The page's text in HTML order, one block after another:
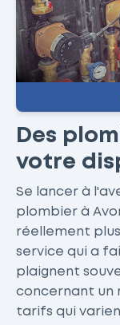
Des
votre
Se lancer à
plombier à
réellement
service qui a
plaignent
concernant un
tarifs qui